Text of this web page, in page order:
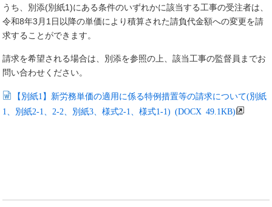
うち、別添(別紙1)にある条件のいずれかに該当する工事の受注者は、
令和8年3月1日以降の単価により積算された請負代金額への変更を請
求することができます。
請求を希望される場合は、別添を参照の上、該当工事の監督員までお
問い合わせください。
【別紙1】新労務単価の適用に係る特例措置等の請求について(別紙
1、別紙2-1、2-2、別紙3、様式2-1、様式1-1) (DOCX 49.1KB)